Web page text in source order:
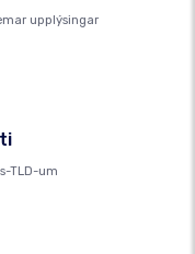
upplýsingar
TLD-um